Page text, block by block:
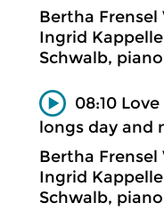
Bertha
Ingrid
Schwalb, piano
08:10
longs day and
Bertha
Ingrid
Schwalb, piano